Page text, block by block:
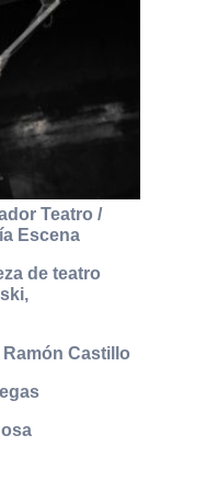
Teatro /
Escena
de teatro
Castillo